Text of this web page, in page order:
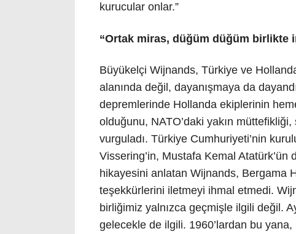
kurucular onlar.”
“Ortak miras, düğüm düğüm birlikte
Büyükelçi Wijnands, Türkiye ve
alanında değil, dayanışmaya da
depremlerinde Hollanda ekiplerinin
olduğunu, NATO’daki yakın
vurguladı. Türkiye Cumhuriyeti’nin
Vissering’in, Mustafa Kemal Atatürk’ün
hikayesini anlatan Wijnands, Bergama
teşekkürlerini iletmeyi ihmal etmedi.
birliğimiz yalnızca geçmişle ilgili değil.
gelecekle de ilgili. 1960’lardan bu